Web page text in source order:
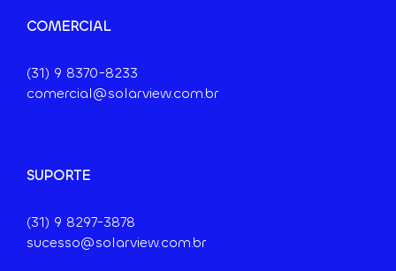
COMERCIAL
(31) 9 8370-8233
comercial@solarview.com.br
SUPORTE
(31) 9 8297-3878
sucesso@solarview.com.br